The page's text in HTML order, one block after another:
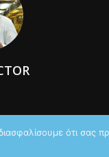
ότι σας